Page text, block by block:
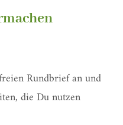
Rundbrief an und
die Du nutzen